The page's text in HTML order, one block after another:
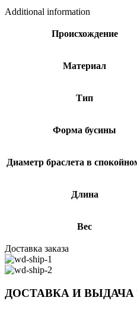
Additional information
Происхождение
Материал
Тип
Форма бусины
Диаметр браслета в
Длина
Вес
Доставка заказа
ДОСТАВКА И ВЫДАЧА